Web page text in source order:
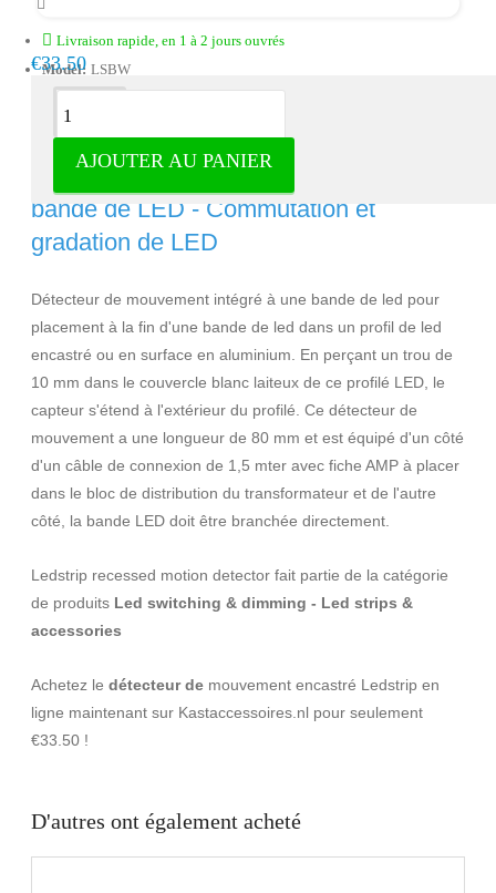
Livraison rapide, en 1 à 2 jours ouvrés
Model: LSBW
€33.50
AJOUTER AU PANIER
Description
Détecteur de mouvement encastré à
bande de LED - Commutation et
gradation de LED
Détecteur de mouvement intégré à une bande de led pour
placement à la fin d'une bande de led dans un profil de led
encastré ou en surface en aluminium. En perçant un trou de
10 mm dans le couvercle blanc laiteux de ce profilé LED, le
capteur s'étend à l'extérieur du profilé. Ce détecteur de
mouvement a une longueur de 80 mm et est équipé d'un côté
d'un câble de connexion de 1,5 mter avec fiche AMP à placer
dans le bloc de distribution du transformateur et de l'autre
côté, la bande LED doit être branchée directement.
Ledstrip recessed motion detector fait partie de la catégorie
de produits Led switching & dimming - Led strips &
accessories
Achetez le détecteur de mouvement encastré Ledstrip en
ligne maintenant sur Kastaccessoires.nl pour seulement
€33.50 !
D'autres ont également acheté